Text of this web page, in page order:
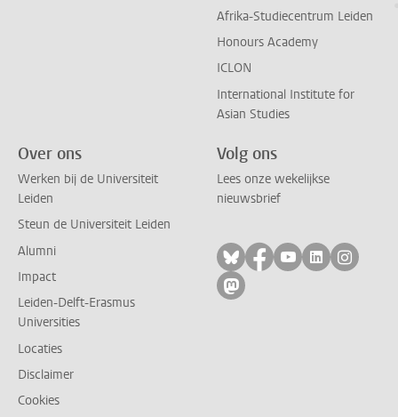
Afrika-Studiecentrum Leiden
Honours Academy
ICLON
International Institute for
Asian Studies
Over ons
Werken bij de Universiteit
Leiden
Steun de Universiteit Leiden
Alumni
Impact
Leiden-Delft-Erasmus
Universities
Locaties
Disclaimer
Cookies
Volg ons
Lees onze wekelijkse
nieuwsbrief
Volg ons op bluesky
Volg ons op
Volg ons op
Volg ons
Volg
Volg ons op mastodon